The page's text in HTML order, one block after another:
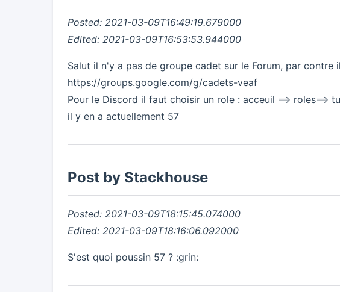
Posted: 2021-03-09T16:49:19.679000
Edited: 2021-03-09T16:53:53.944000
Salut il n'y a pas de groupe cadet sur le Forum, par
https://groups.google.com/g/cadets-veaf
Pour le Discord il faut choisir un role : acceuil ==>
il y en a actuellement 57
Post by Stackhouse
Posted: 2021-03-09T18:15:45.074000
Edited: 2021-03-09T18:16:06.092000
S'est quoi poussin 57 ? :grin: